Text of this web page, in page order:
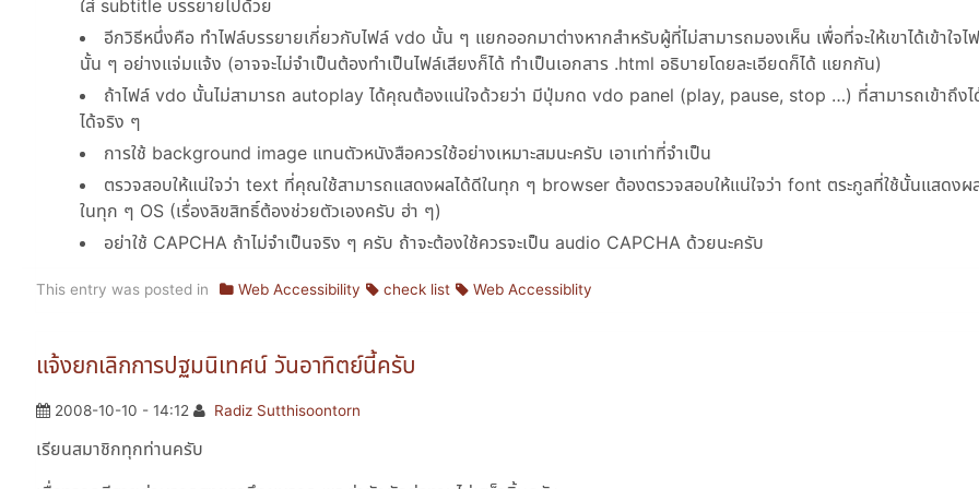
ใส่ subtitle บรรยายไปด้วย
อีกวิธีหนึ่งคือ ทำไฟล์บรรยายเกี่ยวกับไฟล์ vdo นั้น ๆ แยกออกมาต่างหากสำหรับผู้ที่ไม่สามารถมองเห็น เพื่อที่จะให้เขาได้เข้าใจ
นั้น ๆ อย่างแจ่มแจ้ง (อาจจะไม่จำเป็นต้องทำเป็นไฟล์เสียงก็ได้ ทำเป็นเอกสาร .html อธิบายโดยละเอียดก็ได้ แยกกัน)
ถ้าไฟล์ vdo นั้นไม่สามารถ autoplay ได้คุณต้องแน่ใจด้วยว่า มีปุ่มกด vdo panel (play, pause, stop …) ที่สามารถเข้าถึงไ
ได้จริง ๆ
การใช้ background image แทนตัวหนังสือควรใช้อย่างเหมาะสมนะครับ เอาเท่าที่จำเป็น
ตรวจสอบให้แน่ใจว่า text ที่คุณใช้สามารถแสดงผลได้ดีในทุก ๆ browser ต้องตรวจสอบให้แน่ใจว่า font ตระกูลที่ใช้นั้นแสดงผ
ในทุก ๆ OS (เรื่องลิขสิทธิ์ต้องช่วยตัวเองครับ ฮ่า ๆ)
อย่าใช้ CAPCHA ถ้าไม่จำเป็นจริง ๆ ครับ ถ้าจะต้องใช้ควรจะเป็น audio CAPCHA ด้วยนะครับ
This entry was posted in Web Accessibility check list Web Accessiblity
แจ้งยกเลิกการปฐมนิเทศน์ วันอาทิตย์นี้ครับ
2008-10-10 - 14:12 Radiz Sutthisoontorn
เรียนสมาชิกทุกท่านครับ